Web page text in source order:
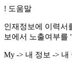
! 도움말
인재정보에 이력서
보에서 노출여부를
My -> 내 정보 -> 내